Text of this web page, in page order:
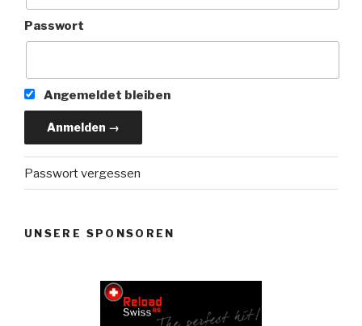
Passwort
Angemeldet bleiben
Passwort vergessen
UNSERE SPONSOREN